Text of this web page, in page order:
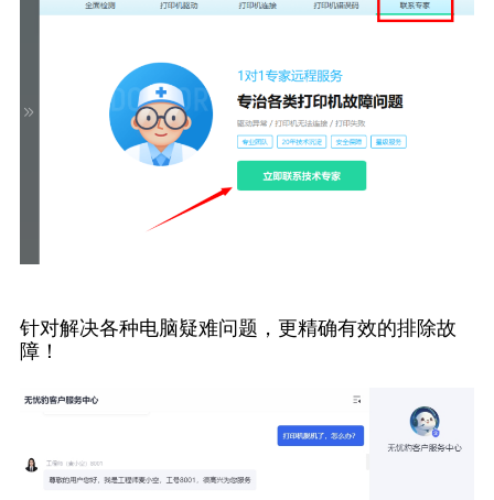
针对解决各种电脑疑难问题，更精确有效的排除故
障！